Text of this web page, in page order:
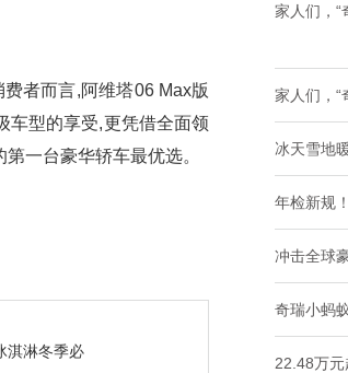
者而言,阿维塔06 Max版
车型的享受,更凭借全面领
一台豪华轿车最优选。
淇淋冬季必
家人们，“
家人们，“
冰天雪地
年检新规
冲击全球
奇瑞小蚂
22.48万